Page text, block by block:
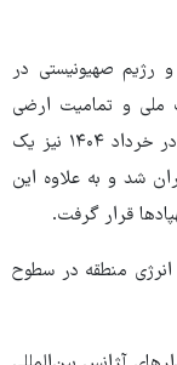
رژیم صهیونیستی در
ملی و تمامیت ارضی
ایران از ۹ اسفند ۱۴۰۴، مراکز هسته‌ای ایران که در خرداد ۱۴۰۴ نیز یک
شد و به علاوه این
قرار گرفت.
انرژی منطقه در سطوح